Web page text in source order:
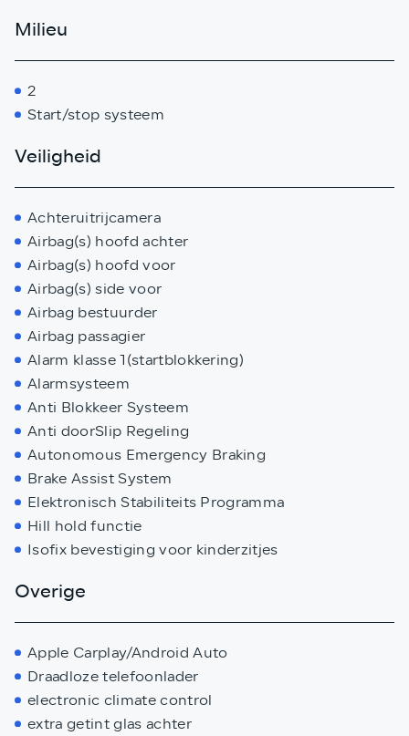
Milieu
2
Start/stop systeem
Veiligheid
Achteruitrijcamera
Airbag(s) hoofd achter
Airbag(s) hoofd voor
Airbag(s) side voor
Airbag bestuurder
Airbag passagier
Alarm klasse 1(startblokkering)
Alarmsysteem
Anti Blokkeer Systeem
Anti doorSlip Regeling
Autonomous Emergency Braking
Brake Assist System
Elektronisch Stabiliteits Programma
Hill hold functie
Isofix bevestiging voor kinderzitjes
Overige
Apple Carplay/Android Auto
Draadloze telefoonlader
electronic climate control
extra getint glas achter